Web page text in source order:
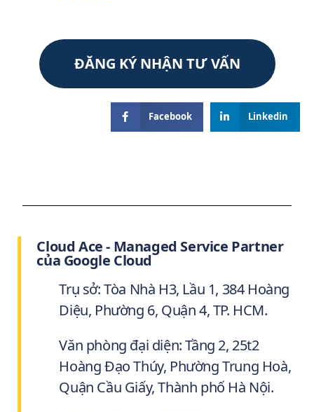
ĐĂNG KÝ NHẬN TƯ VẤN
Facebook Linkedin
Cloud Ace - Managed Service Partner
của Google Cloud
Trụ sở: Tòa Nhà H3, Lầu 1, 384 Hoàng
Diệu, Phường 6, Quận 4, TP. HCM.
Văn phòng đại diện: Tầng 2, 25t2
Hoàng Đạo Thúy, Phường Trung Hoà,
Quận Cầu Giấy, Thành phố Hà Nội.